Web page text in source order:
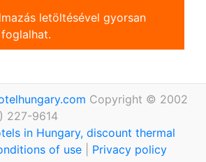
letöltésével gyorsan
Copyright © 2002
227-9614
in Hungary, discount thermal
of use Privacy policy